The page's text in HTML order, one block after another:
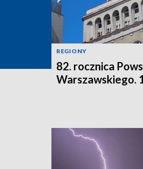
REGIONY
82. rocznica
Warszawskiego.